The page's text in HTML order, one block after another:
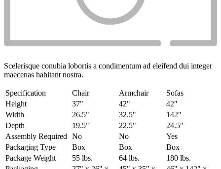
Scelerisque conubia lobortis a condimentum ad eleifend dui integer
maecenas habitant nostra.
Specification Chair Armchair
Sofas
Height
37" 42"
42"
Width
26.5" 32.5"
142"
Depth
19.5" 22.5"
24.5"
Assembly Required No No
Yes
Packaging Type
Box Box
Box
Package Weight
55 lbs. 64 lbs.
180 lbs.